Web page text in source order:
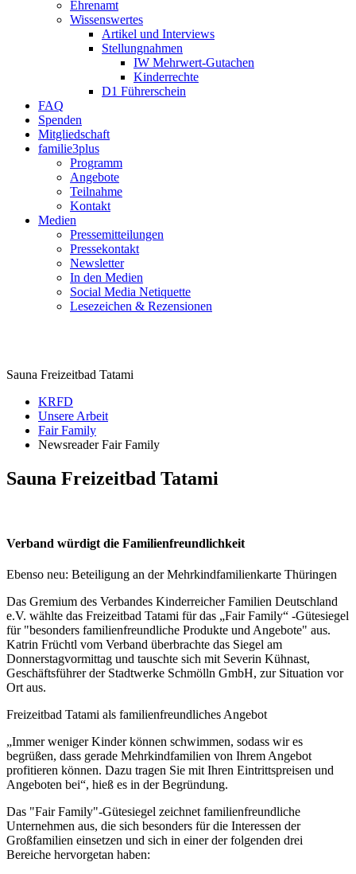
Ehrenamt
Wissenswertes
Artikel und Interviews
Stellungnahmen
IW Mehrwert-Gutachen
Kinderrechte
D1 Führerschein
FAQ
Spenden
Mitgliedschaft
familie3plus
Programm
Angebote
Teilnahme
Kontakt
Medien
Pressemitteilungen
Pressekontakt
Newsletter
In den Medien
Social Media Netiquette
Lesezeichen & Rezensionen
Sauna Freizeitbad Tatami
KRFD
Unsere Arbeit
Fair Family
Newsreader Fair Family
Sauna Freizeitbad Tatami
Verband würdigt die Familienfreundlichkeit
Ebenso neu: Beteiligung an der Mehrkindfamilienkarte Thüringen
Das Gremium des Verbandes Kinderreicher Familien Deutschland
e.V. wählte das Freizeitbad Tatami für das „Fair Family“ -Gütesiegel
für "besonders familienfreundliche Produkte und Angebote" aus.
Katrin Früchtl vom Verband überbrachte das Siegel am
Donnerstagvormittag und tauschte sich mit Severin Kühnast,
Geschäftsführer der Stadtwerke Schmölln GmbH, zur Situation vor
Ort aus.
Freizeitbad Tatami als familienfreundliches Angebot
„Immer weniger Kinder können schwimmen, sodass wir es
begrüßen, dass gerade Mehrkindfamilien von Ihrem Angebot
profitieren können. Dazu tragen Sie mit Ihren Eintrittspreisen und
Angeboten bei“, hieß es in der Begründung.
Das "Fair Family"-Gütesiegel zeichnet familienfreundliche
Unternehmen aus, die sich besonders für die Interessen der
Großfamilien einsetzen und sich in einer der folgenden drei
Bereiche hervorgetan haben: